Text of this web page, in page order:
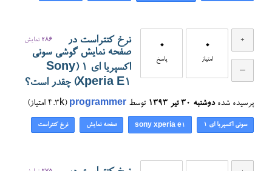
0
امتیاز
0
پاسخ
286 نمایش
نرخ کنتراست در
صفحه نمایش گوشی سونی
اکسپریا ای ۱ (Sony
Xperia E1) چقدر است؟
پرسیده شده دوشنبه ۳۰ تیر ۱۳۹۳ توسط programmer
(
4.3k امتیاز)
سونی اکسپریا ای ۱ sony xperia e1 صفحه نمایش نرخ کنتراست